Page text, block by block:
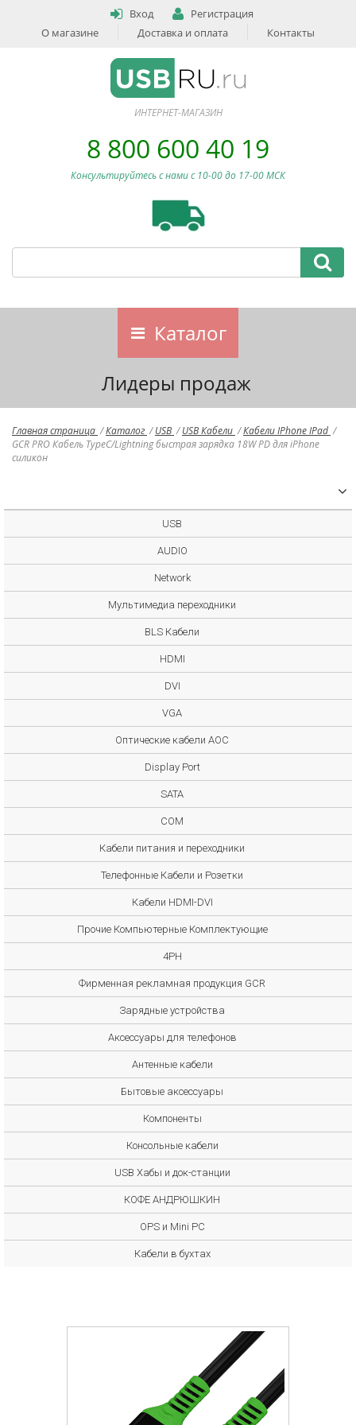
Вход
Регистрация
О магазине
Доставка и оплата Контакты
ИНТЕРНЕТ-МАГАЗИН
8 800 600 40 19
Консультируйтесь с нами c 10-00 до 17-00 МСК
Каталог
Лидеры продаж
Главная страница /Каталог / USB / USB Кабели /Кабели IPhone IPad /
GCR PRO Кабель TypeC/Lightning быстрая зарядка 18W PD для iPhone
силикон
USB
AUDIO
Network
Мультимедиа переходники
BLS Кабели
HDMI
DVI
VGA
Оптические кабели AOC
Display Port
SATA
COM
Кабели питания и переходники
Телефонные Кабели и Розетки
Кабели HDMI-DVI
Прочие Компьютерные Комплектующие
4PH
Фирменная рекламная продукция GCR
Зарядные устройства
Аксессуары для телефонов
Антенные кабели
Бытовые аксессуары
Компоненты
Консольные кабели
USB Хабы и док-станции
КОФЕ АНДРЮШКИН
OPS и Mini PC
Кабели в бухтах